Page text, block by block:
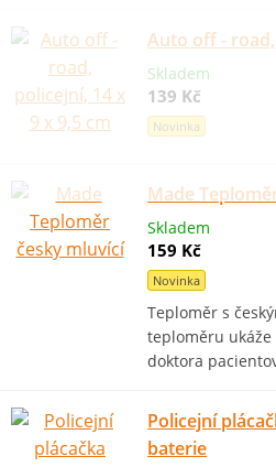
Auto off -
Skladem
139 Kč
Novinka
Made
Skladem
159 Kč
Novinka
Teploměr s
teploměru
doktora
Policejní
baterie